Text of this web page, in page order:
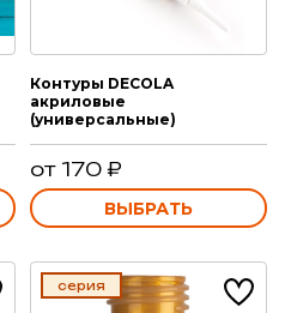
Контуры DECOLA
акриловые
(универсальные)
от 170 ₽
ВЫБРАТЬ
серия